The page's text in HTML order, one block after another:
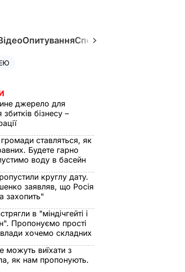
ОпитуванняСпецпроєкти
джерело для
бізнесу –
ставляться, як
Будете гарно
воду в басейн
круглу дату.
заявляв, що Росія
захопить"
в "міндічгейті і
Пропонуємо прості
хочемо складних
можуть виїхати з
як нам пропонують.